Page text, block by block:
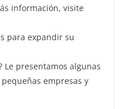
información, visite
para expandir su
Le presentamos algunas
empresas y